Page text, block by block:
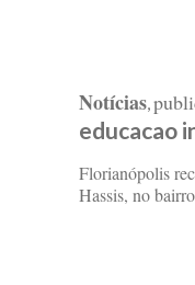
Notícias
educacao
Florianópolis
Hassis, no